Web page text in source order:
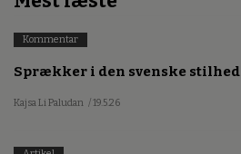
Kommentar
Sprækker i den svenske stilhed
Kajsa Li Paludan / 19.5.26